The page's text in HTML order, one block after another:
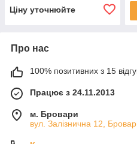
Ціну уточнюйте
Про нас
100% позитивних з 15
Працює з 24.11.2013
м. Бровари
вул. Залізнична 12,